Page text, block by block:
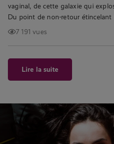
vaginal, de cette galaxie qui
Du point de non-retour
7 191 vues
Lire la suite